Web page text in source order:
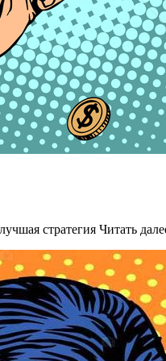
стратегия Читать